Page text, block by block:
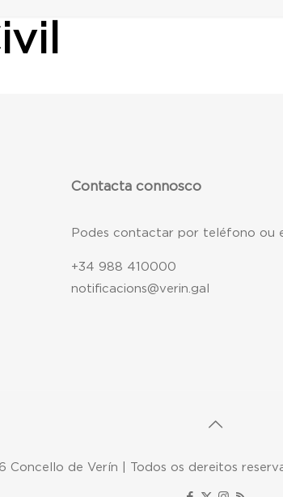
Contacta connosco
Podes contactar por teléfono ou
+34 988 410000
notificacions@verin.gal
Concello de Verín | Todos os dereitos